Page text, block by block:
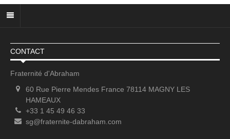
CONTACT
Fraternité d'Abraham
60 Rue Pierre Mendes France 78114 MAGNY LES
HAMEAUX
+33 1 45 49 46 33
sg@fraternite-dabraham.com